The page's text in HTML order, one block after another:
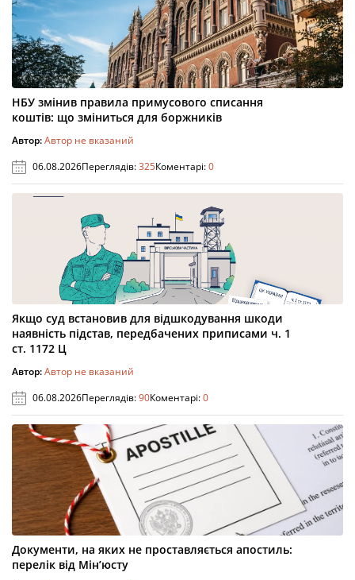
НБУ змінив правила примусового списання
коштів: що зміниться для боржників
Автор:Автор не вказаний
06.08.2026Переглядів:325Коментарі:0
Якщо суд встановив для відшкодування шкоди
наявність підстав, передбачених приписами ч. 1
ст. 1172 Ц
Автор:Автор не вказаний
06.08.2026Переглядів:90Коментарі:0
Документи, на яких не проставляється апостиль:
перелік від Мін’юсту